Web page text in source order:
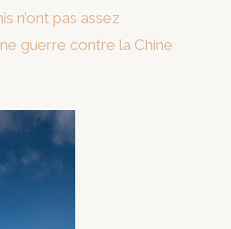
n’ont pas assez
guerre contre la Chine